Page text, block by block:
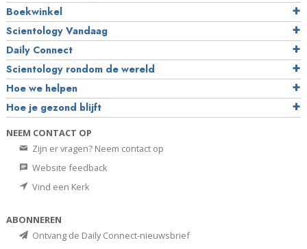
Boekwinkel
Scientology Vandaag
Daily Connect
Scientology rondom de wereld
Hoe we helpen
Hoe je gezond blijft
NEEM CONTACT OP
Zijn er vragen? Neem contact op
Website feedback
Vind een Kerk
ABONNEREN
Ontvang de Daily Connect-nieuwsbrief